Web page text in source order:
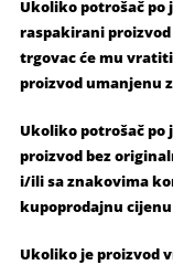
Ukoliko potrošač
raspakirani
trgovac će mu
proizvod umanjenu
Ukoliko potrošač
proizvod bez
i/ili sa znakovima
kupoprodajnu
Ukoliko je proizvod